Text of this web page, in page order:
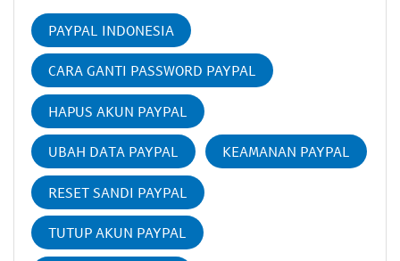
PAYPAL INDONESIA
CARA GANTI PASSWORD PAYPAL
HAPUS AKUN PAYPAL
UBAH DATA PAYPAL KEAMANAN PAYPAL
RESET SANDI PAYPAL
TUTUP AKUN PAYPAL